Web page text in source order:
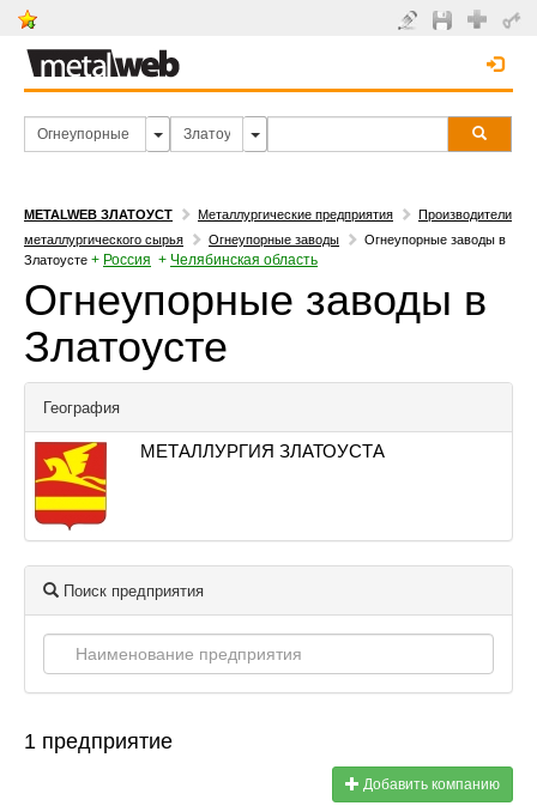
METALWEB ЗЛАТОУСТ Металлургические предприятия
Производители
металлургического сырья
Огнеупорные заводы
Огнеупорные заводы в
Златоусте + Россия + Челябинская область
Огнеупорные заводы в
Златоусте
География
МЕТАЛЛУРГИЯ ЗЛАТОУСТА
Поиск предприятия
1 предприятие
Добавить компанию